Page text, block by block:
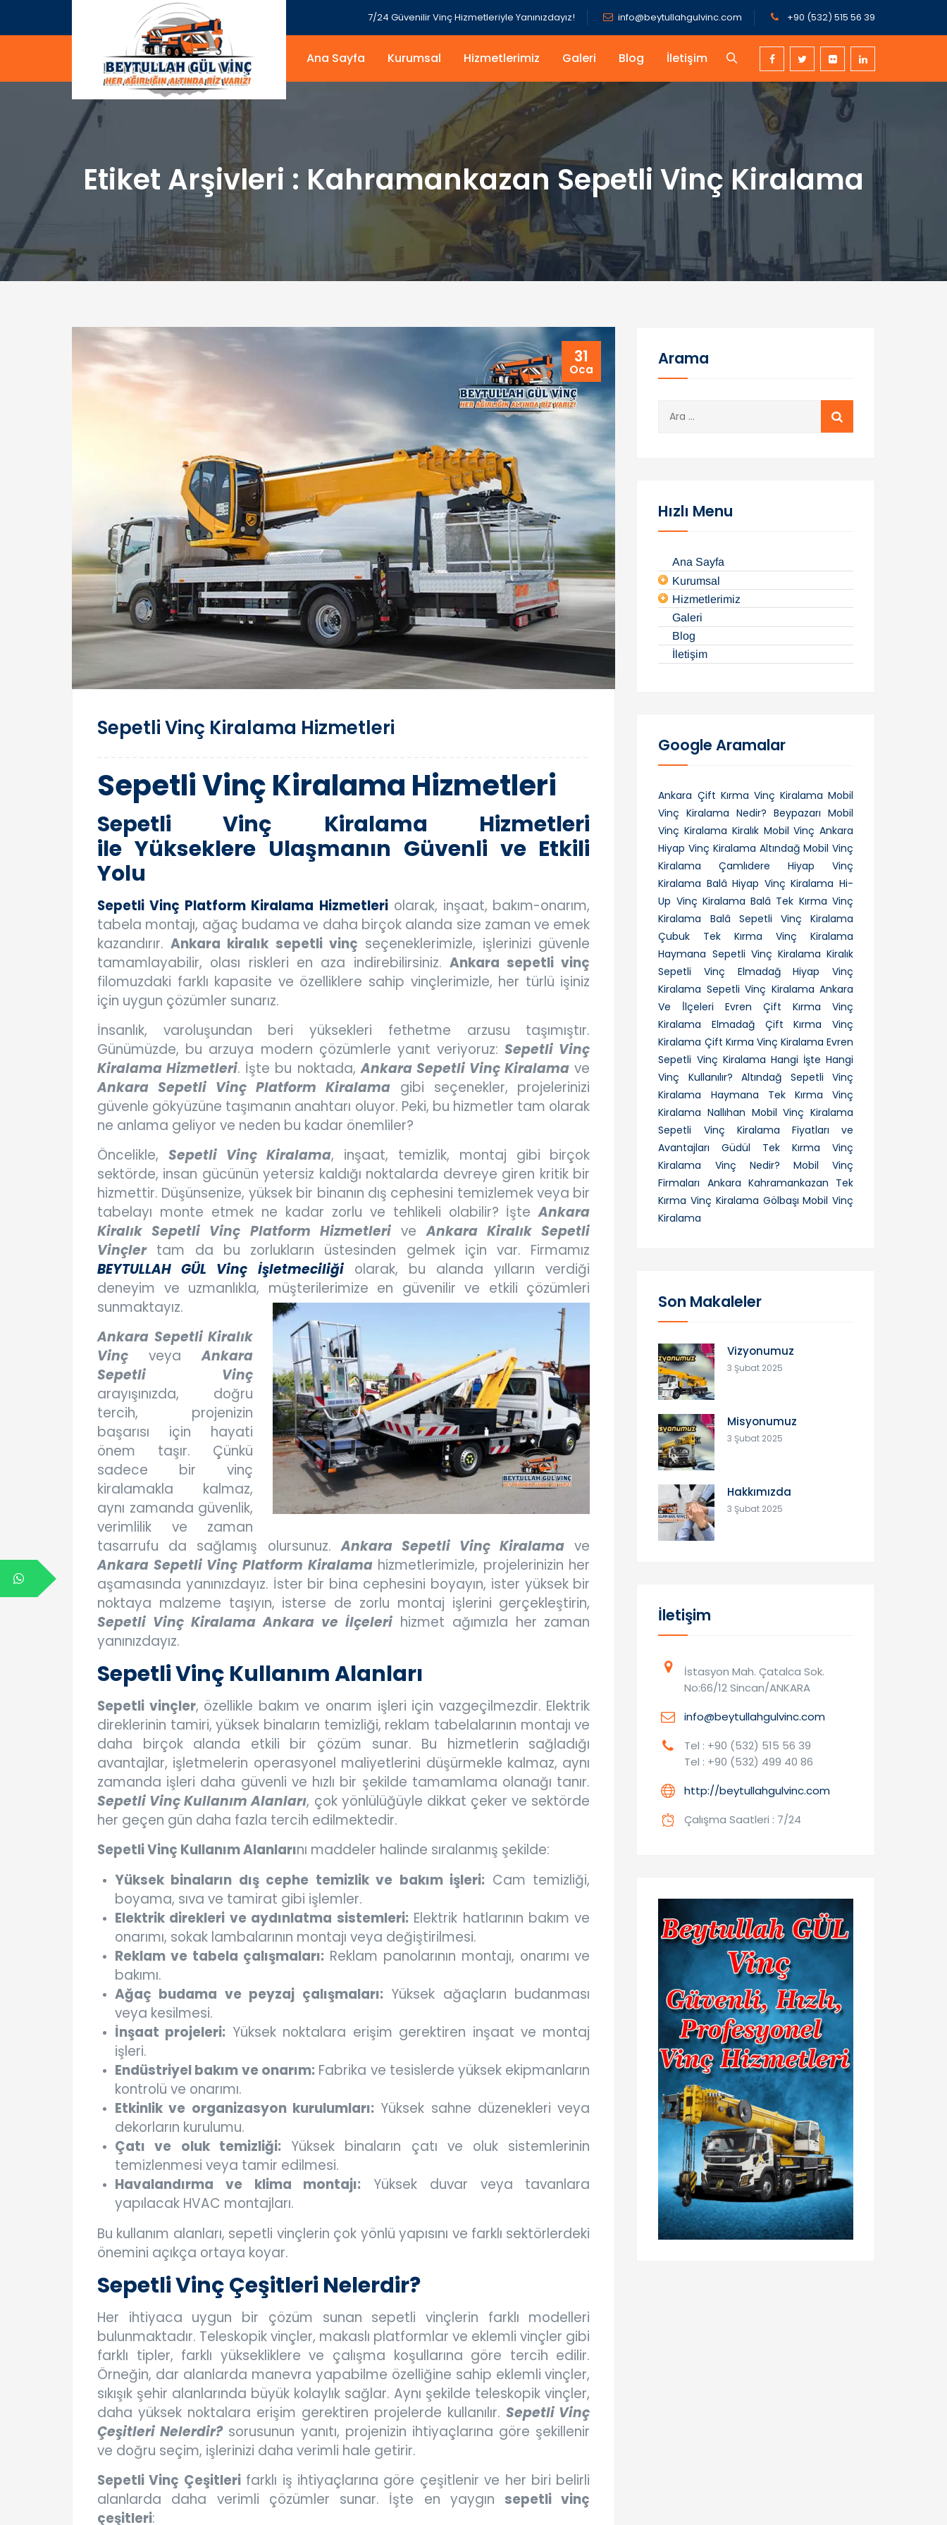
7/24 Güvenilir Vinç Hizmetleriyle Yanınızdayız! info@beytullahgulvinc.com +90 (532) 515 56 39
Ana Sayfa Kurumsal Hizmetlerimiz Galeri Blog İletişim
Etiket Arşivleri : Kahramankazan Sepetli Vinç Kiralama
31
Oca
Sepetli Vinç Kiralama Hizmetleri
Sepetli Vinç Kiralama Hizmetleri
Sepetli Vinç Kiralama Hizmetleri
ile Yükseklere Ulaşmanın Güvenli ve Etkili
Yolu
Sepetli Vinç Platform Kiralama Hizmetleriolarak, inşaat, bakım-onarım,
tabela montajı, ağaç budama ve daha birçok alanda size zaman ve emek
kazandırır.Ankara kiralık sepetli vinç seçeneklerimizle, işlerinizi güvenle
tamamlayabilir, olası riskleri en aza indirebilirsiniz. Ankara sepetli vinç
filomuzdaki farklı kapasite ve özelliklere sahip vinçlerimizle, her türlü işiniz
için uygun çözümler sunarız.
İnsanlık, varoluşundan beri yüksekleri fethetme arzusu taşımıştır.
Günümüzde, bu arzuya modern çözümlerle yanıt veriyoruz:Sepetli Vinç
Kiralama Hizmetleri. İşte bu noktada,Ankara Sepetli Vinç Kiralama ve
Ankara Sepetli Vinç Platform Kiralamagibi seçenekler, projelerinizi
güvenle gökyüzüne taşımanın anahtarı oluyor. Peki, bu hizmetler tam olarak
ne anlama geliyor ve neden bu kadar önemliler?
Öncelikle, Sepetli Vinç Kiralama, inşaat, temizlik, montaj gibi birçok
sektörde, insan gücünün yetersiz kaldığı noktalarda devreye giren kritik bir
hizmettir. Düşünsenize, yüksek bir binanın dış cephesini temizlemek veya bir
tabelayı monte etmek ne kadar zorlu ve tehlikeli olabilir? İşteAnkara
Kiralık Sepetli Vinç Platform HizmetleriveAnkara Kiralık Sepetli
Vinçlertam da bu zorlukların üstesinden gelmek için var. Firmamız
BEYTULLAH GÜL Vinç İşletmeciliğiolarak, bu alanda yılların verdiği
deneyim ve uzmanlıkla, müşterilerimize en güvenilir ve etkili çözümleri
sunmaktayız.
Ankara Sepetli Kiralık
Vinç veyaAnkara
Sepetli Vinç
arayışınızda, doğru
tercih, projenizin
başarısı için hayati
önem taşır. Çünkü
sadece bir vinç
kiralamakla kalmaz,
aynı zamanda güvenlik,
verimlilik ve zaman
tasarrufu da sağlamış olursunuz.Ankara Sepetli Vinç Kiralama ve
Ankara Sepetli Vinç Platform Kiralamahizmetlerimizle, projelerinizin her
aşamasında yanınızdayız. İster bir bina cephesini boyayın, ister yüksek bir
noktaya malzeme taşıyın, isterse de zorlu montaj işlerini gerçekleştirin,
Sepetli Vinç Kiralama Ankara ve İlçelerihizmet ağımızla her zaman
yanınızdayız.
Sepetli Vinç Kullanım Alanları
Sepetli vinçler, özellikle bakım ve onarım işleri için vazgeçilmezdir. Elektrik
direklerinin tamiri, yüksek binaların temizliği, reklam tabelalarının montajı ve
daha birçok alanda etkili bir çözüm sunar. Bu hizmetlerin sağladığı
avantajlar, işletmelerin operasyonel maliyetlerini düşürmekle kalmaz, aynı
zamanda işleri daha güvenli ve hızlı bir şekilde tamamlama olanağı tanır.
Sepetli Vinç Kullanım Alanları, çok yönlülüğüyle dikkat çeker ve sektörde
her geçen gün daha fazla tercih edilmektedir.
Sepetli Vinç Kullanım Alanlarını maddeler halinde sıralanmış şekilde:
Yüksek binaların dış cephe temizlik ve bakım işleri: Cam temizliği,
boyama, sıva ve tamirat gibi işlemler.
Elektrik direkleri ve aydınlatma sistemleri:Elektrik hatlarının bakım ve
onarımı, sokak lambalarının montajı veya değiştirilmesi.
Reklam ve tabela çalışmaları:Reklam panolarının montajı, onarımı ve
bakımı.
Ağaç budama ve peyzaj çalışmaları:Yüksek ağaçların budanması
veya kesilmesi.
İnşaat projeleri: Yüksek noktalara erişim gerektiren inşaat ve montaj
işleri.
Endüstriyel bakım ve onarım:Fabrika ve tesislerde yüksek ekipmanların
kontrolü ve onarımı.
Etkinlik ve organizasyon kurulumları: Yüksek sahne düzenekleri veya
dekorların kurulumu.
Çatı ve oluk temizliği:Yüksek binaların çatı ve oluk sistemlerinin
temizlenmesi veya tamir edilmesi.
Havalandırma ve klima montajı: Yüksek duvar veya tavanlara
yapılacak HVAC montajları.
Bu kullanım alanları, sepetli vinçlerin çok yönlü yapısını ve farklı sektörlerdeki
önemini açıkça ortaya koyar.
Sepetli Vinç Çeşitleri Nelerdir?
Her ihtiyaca uygun bir çözüm sunan sepetli vinçlerin farklı modelleri
bulunmaktadır. Teleskopik vinçler, makaslı platformlar ve eklemli vinçler gibi
farklı tipler, farklı yüksekliklere ve çalışma koşullarına göre tercih edilir.
Örneğin, dar alanlarda manevra yapabilme özelliğine sahip eklemli vinçler,
sıkışık şehir alanlarında büyük kolaylık sağlar. Aynı şekilde teleskopik vinçler,
daha yüksek noktalara erişim gerektiren projelerde kullanılır. Sepetli Vinç
Çeşitleri Nelerdir?sorusunun yanıtı, projenizin ihtiyaçlarına göre şekillenir
ve doğru seçim, işlerinizi daha verimli hale getirir.
Sepetli Vinç Çeşitlerifarklı iş ihtiyaçlarına göre çeşitlenir ve her biri belirli
alanlarda daha verimli çözümler sunar. İşte en yaygınsepetli vinç
çeşitleri:
Arama
Hızlı Menu
Ana Sayfa
Kurumsal
Hizmetlerimiz
Galeri
Blog
İletişim
Google Aramalar
Ankara Çift Kırma Vinç Kiralama Mobil
Vinç Kiralama Nedir? Beypazarı Mobil
Vinç Kiralama Kiralık Mobil Vinç Ankara
Hiyap Vinç Kiralama Altındağ Mobil Vinç
Kiralama
Çamlıdere Hiyap Vinç
Kiralama Balâ Hiyap Vinç Kiralama Hi-
Up Vinç Kiralama Balâ Tek Kırma Vinç
Kiralama
Balâ Sepetli Vinç Kiralama
Çubuk Tek Kırma Vinç Kiralama
Haymana Sepetli Vinç Kiralama Kiralık
Sepetli Vinç
Elmadağ Hiyap Vinç
Kiralama Sepetli Vinç Kiralama Ankara
Ve İ̇lçeleri
Evren Çift Kırma Vinç
Kiralama
Elmadağ Çift Kırma Vinç
Kiralama Çift Kırma Vinç Kiralama Evren
Sepetli Vinç Kiralama Hangi İşte Hangi
Vinç Kullanılır?
Altındağ Sepetli Vinç
Kiralama
Haymana Tek Kırma Vinç
Kiralama Nallıhan Mobil Vinç Kiralama
Sepetli Vinç Kiralama Fiyatları ve
Avantajları
Güdül Tek Kırma Vinç
Kiralama
Vinç Nedir?
Mobil Vinç
Firmaları Ankara Kahramankazan Tek
Kırma Vinç Kiralama Gölbaşı Mobil Vinç
Kiralama
Son Makaleler
Vizyonumuz
3 Şubat 2025
Misyonumuz
3 Şubat 2025
Hakkımızda
3 Şubat 2025
İletişim
İstasyon Mah. Çatalca Sok.
No:66/12 Sincan/ANKARA
info@beytullahgulvinc.com
Tel : +90 (532) 515 56 39
Tel : +90 (532) 499 40 86
http://beytullahgulvinc.com
Çalışma Saatleri : 7/24